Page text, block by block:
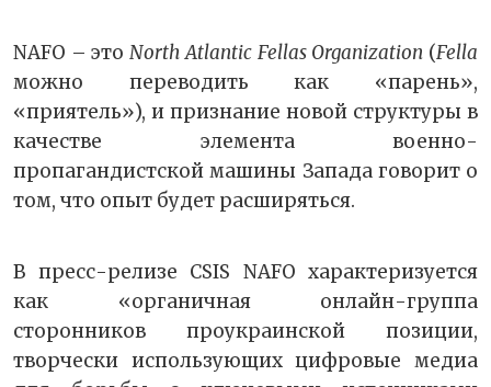
NAFO – этоNorth Atlantic Fellas Organization (Fella
можно переводить как «парень»,
«приятель»), и признание новой структуры в
качестве элемента военно-
пропагандистской машины Запада говорит о
том, что опыт будет расширяться.
В пресс-релизе CSIS NAFO характеризуется
как «органичная онлайн-группа
сторонников проукраинской позиции,
творчески использующих цифровые медиа